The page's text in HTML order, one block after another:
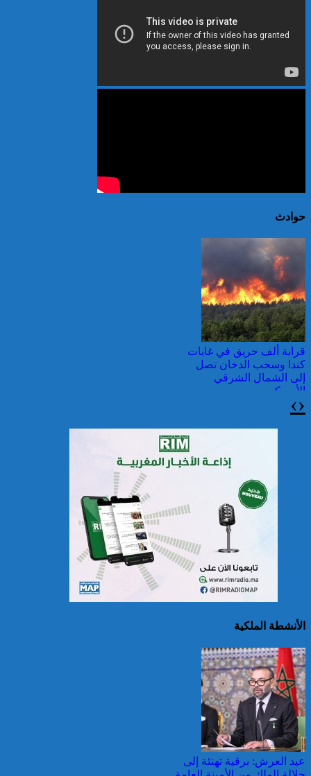
حوادث
قرابة ألف حريق في غابات
كندا وسحب الدخان تصل
إلى الشمال الشرقي
الأمريكي
حرائق الغابات : الاتحاد
الأوروبي يعبئ إمكانياته
لدعم فرنسا والبرتغال
25 قتيلا و2823 جريحا
حصيلة حوادث السير
بالمناطق الحضرية خلال
الأسبوع المنصرم
‹
›
الأنشطة الملكية
عيد العرش: برقية تهنئة إلى